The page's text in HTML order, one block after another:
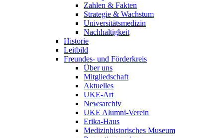
Zahlen & Fakten
Strategie & Wachstum
Universitätsmedizin
Nachhaltigkeit
Historie
Leitbild
Freundes- und Förderkreis
Über uns
Mitgliedschaft
Aktuelles
UKE-Art
Newsarchiv
UKE Alumni-Verein
Erika-Haus
Medizinhistorisches Museum